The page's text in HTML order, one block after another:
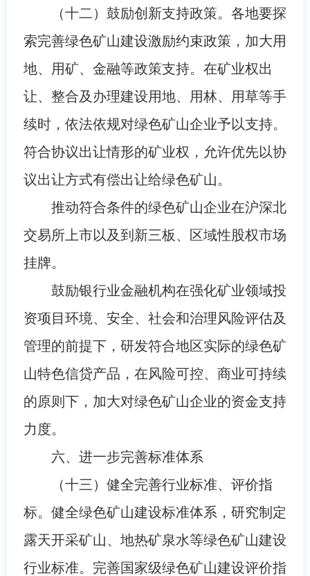
（十二）鼓励创新支持政策。各地要探
索完善绿色矿山建设激励约束政策，加大用
地、用矿、金融等政策支持。在矿业权出
让、整合及办理建设用地、用林、用草等手
续时，依法依规对绿色矿山企业予以支持。
符合协议出让情形的矿业权，允许优先以协
议出让方式有偿出让给绿色矿山。
推动符合条件的绿色矿山企业在沪深北
交易所上市以及到新三板、区域性股权市场
挂牌。
鼓励银行业金融机构在强化矿业领域投
资项目环境、安全、社会和治理风险评估及
管理的前提下，研发符合地区实际的绿色矿
山特色信贷产品，在风险可控、商业可持续
的原则下，加大对绿色矿山企业的资金支持
力度。
六、进一步完善标准体系
（十三）健全完善行业标准、评价指
标。健全绿色矿山建设标准体系，研究制定
露天开采矿山、地热矿泉水等绿色矿山建设
行业标准。完善国家级绿色矿山建设评价指